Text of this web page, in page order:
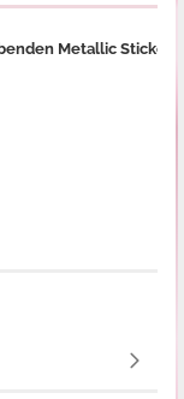
Metallic Sticker